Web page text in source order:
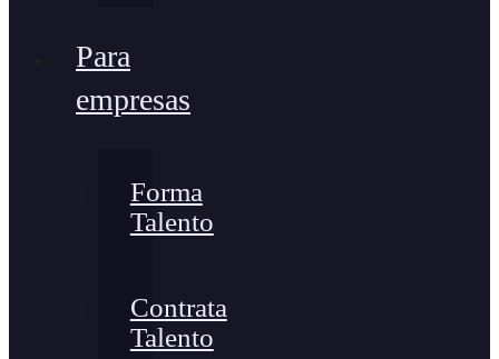
Para
empresas
Forma
Talento
Contrata
Talento